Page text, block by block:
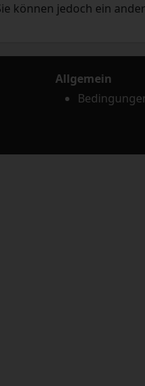
können jedoch ein
Allgemein